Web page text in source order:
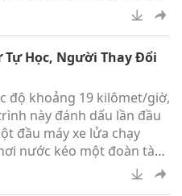
và chính trị triều đình.
Tự Học, Người Thay Đổi
độ khoảng 19 kilômet/giờ,
này đánh dấu lần đầu
đầu máy xe lửa chạy
nước kéo một đoàn tàu
khách trên một tuyến
sắt công cộng.